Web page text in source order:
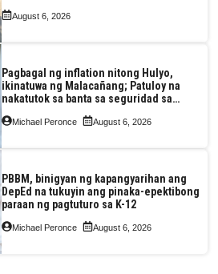
August 6, 2026
Pagbagal ng inflation nitong Hulyo,
ikinatuwa ng Malacañang; Patuloy na
nakatutok sa banta sa seguridad sa
pagkain, enerhiya
Michael Peronce August 6, 2026
PBBM, binigyan ng kapangyarihan ang
DepEd na tukuyin ang pinaka-epektibong
paraan ng pagtuturo sa K-12
Michael Peronce August 6, 2026